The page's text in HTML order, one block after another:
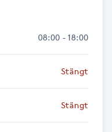
08:00 - 18:00
Stängt
Stängt